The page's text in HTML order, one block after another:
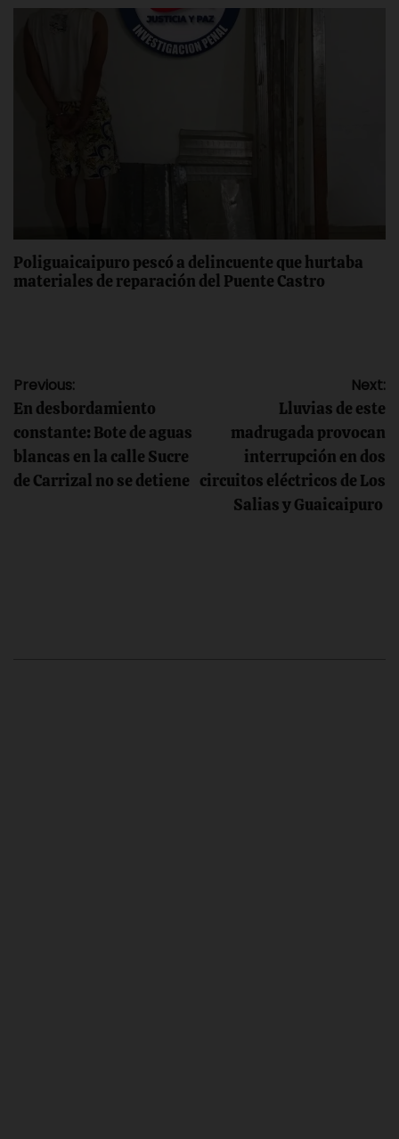
Poliguaicaipuro pescó a delincuente que hurtaba
materiales de reparación del Puente Castro
Navegación
de
entradas
Previous:
En desbordamiento
constante: Bote de aguas
blancas en la calle Sucre
de Carrizal no se detiene
Next:
Lluvias de este
madrugada provocan
interrupción en dos
circuitos eléctricos de Los
Salias y Guaicaipuro